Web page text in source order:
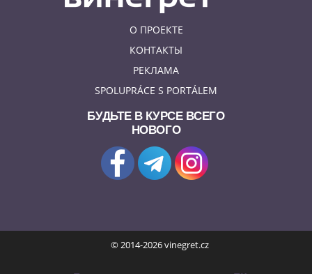
О ПРОЕКТЕ
КОНТАКТЫ
РЕКЛАМА
SPOLUPRÁCE S PORTÁLEM
БУДЬТЕ В КУРСЕ ВСЕГО
НОВОГО
© 2014-2026 vinegret.cz